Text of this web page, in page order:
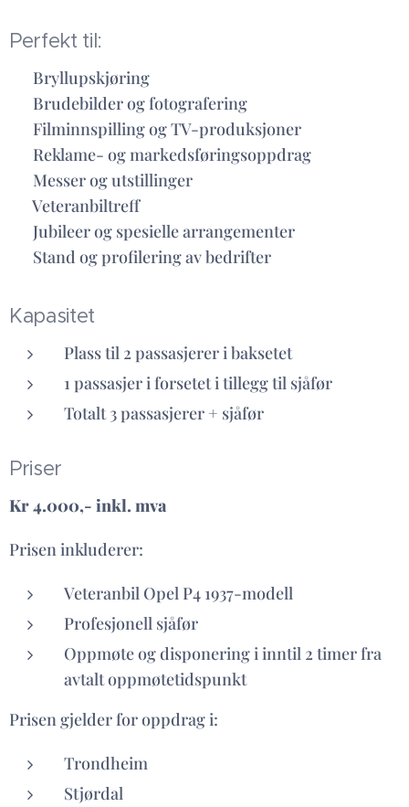
Perfekt til:
✅ Bryllupskjøring
✅ Brudebilder og fotografering
✅ Filminnspilling og TV-produksjoner
✅ Reklame- og markedsføringsoppdrag
✅ Messer og utstillinger
✅ Veteranbiltreff
✅ Jubileer og spesielle arrangementer
✅ Stand og profilering av bedrifter
Kapasitet
Plass til 2 passasjerer i baksetet
1 passasjer i forsetet i tillegg til sjåfør
Totalt 3 passasjerer + sjåfør
Priser
Kr 4.000,- inkl. mva
Prisen inkluderer:
Veteranbil Opel P4 1937-modell
Profesjonell sjåfør
Oppmøte og disponering i inntil 2 timer fra
avtalt oppmøtetidspunkt
Prisen gjelder for oppdrag i:
Trondheim
Stjørdal